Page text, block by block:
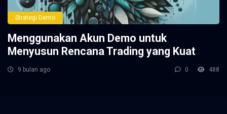
Strategi Demo
Menggunakan Akun Demo untuk
Menyusun Rencana Trading yang Kuat
9 bulan ago 0 488